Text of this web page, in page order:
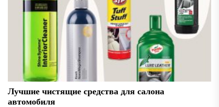
Лучшие чистящие средства для салона
автомобиля